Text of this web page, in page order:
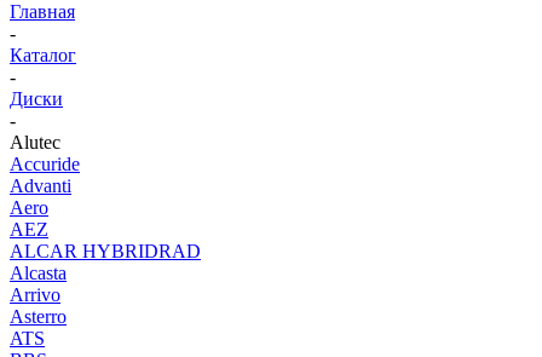
Главная
-
Каталог
-
Диски
-
Alutec
Accuride
Advanti
Aero
AEZ
ALCAR HYBRIDRAD
Alcasta
Arrivo
Asterro
ATS